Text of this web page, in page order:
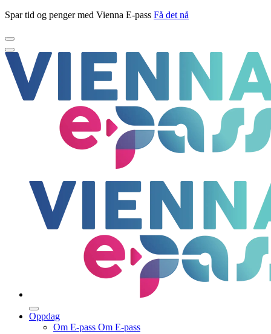
Spar tid og penger med Vienna E-pass Få det nå
Oppdag
Om E-pass Om E-pass